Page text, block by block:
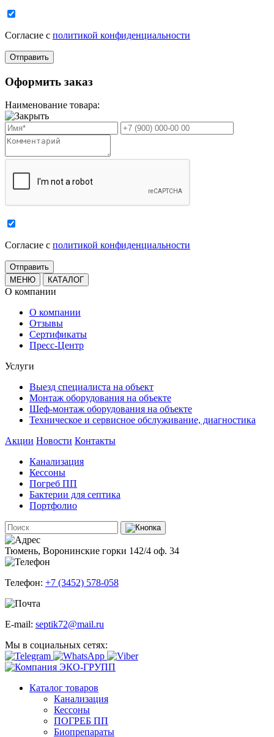
Cогласие с политикой конфиденциальности
Оформить заказ
Наименование товара:
Cогласие с политикой конфиденциальности
МЕНЮ КАТАЛОГ
О компании
О компании
Отзывы
Сертификаты
Пресс-Центр
Услуги
Выезд специалиста на объект
Монтаж оборудования на объекте
Шеф-монтаж оборудования на объекте
Техническое и сервисное обслуживание, диагностика
Акции Новости Контакты
Канализация
Кессоны
Погреб ПП
Бактерии для септика
Портфолио
Тюмень, Воронинские горки 142/4 оф. 34
Телефон: +7 (3452) 578-058
E-mail: septik72@mail.ru
Мы в социальных сетях:
Каталог товаров
Канализация
Кессоны
ПОГРЕБ ПП
Биопрепараты